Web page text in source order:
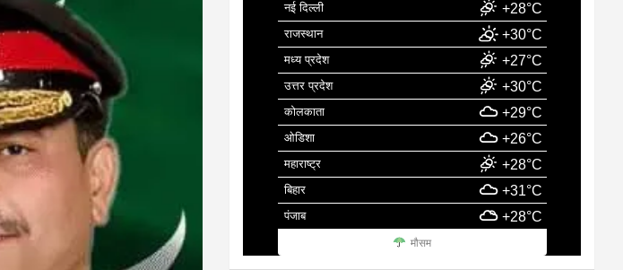
नई दिल्ली +28°C
राजस्थान +30°C
मध्य प्रदेश +27°C
उत्तर प्रदेश +30°C
कोलकाता +29°C
ओडिशा +26°C
महाराष्ट्र +28°C
बिहार +31°C
पंजाब +28°C
मौसम